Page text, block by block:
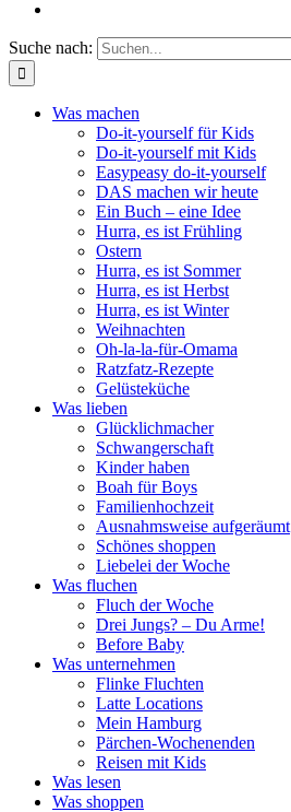
Suche nach:
Was machen
Do-it-yourself für Kids
Do-it-yourself mit Kids
Easypeasy do-it-yourself
DAS machen wir heute
Ein Buch – eine Idee
Hurra, es ist Frühling
Ostern
Hurra, es ist Sommer
Hurra, es ist Herbst
Hurra, es ist Winter
Weihnachten
Oh-la-la-für-Omama
Ratzfatz-Rezepte
Gelüsteküche
Was lieben
Glücklichmacher
Schwangerschaft
Kinder haben
Boah für Boys
Familienhochzeit
Ausnahmsweise aufgeräumt
Schönes shoppen
Liebelei der Woche
Was fluchen
Fluch der Woche
Drei Jungs? – Du Arme!
Before Baby
Was unternehmen
Flinke Fluchten
Latte Locations
Mein Hamburg
Pärchen-Wochenenden
Reisen mit Kids
Was lesen
Was shoppen